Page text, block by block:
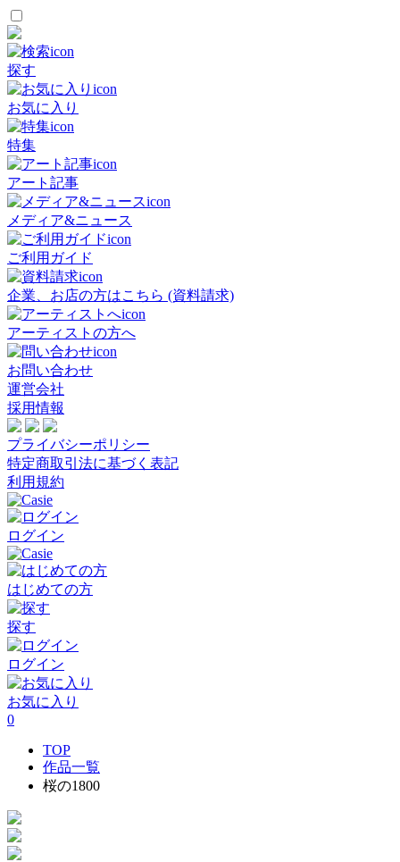
探す
お気に入り
特集
アート記事
メディア&ニュース
ご利用ガイド
企業、お店の方はこちら (資料請求)
アーティストの方へ
お問い合わせ
運営会社
採用情報
プライバシーポリシー
特定商取引法に基づく表記
利用規約
ログイン
はじめての方
探す
ログイン
お気に入り
0
TOP
作品一覧
桜の1800